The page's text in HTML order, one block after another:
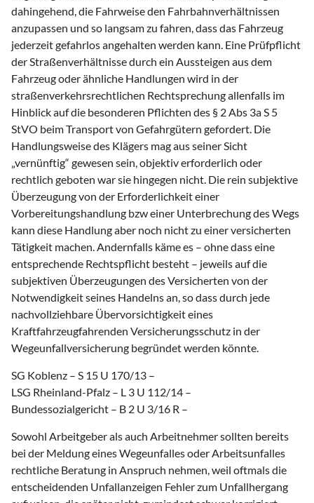
dahingehend, die Fahrweise den Fahrbahnverhältnissen
anzupassen und so langsam zu fahren, dass das Fahrzeug
jederzeit gefahrlos angehalten werden kann. Eine Prüfpflicht
der Straßenverhältnisse durch ein Aussteigen aus dem
Fahrzeug oder ähnliche Handlungen wird in der
straßenverkehrsrechtlichen Rechtsprechung allenfalls im
Hinblick auf die besonderen Pflichten des § 2 Abs 3a S 5
StVO beim Transport von Gefahrgütern gefordert. Die
Handlungsweise des Klägers mag aus seiner Sicht
„vernünftig“ gewesen sein, objektiv erforderlich oder
rechtlich geboten war sie hingegen nicht. Die rein subjektive
Überzeugung von der Erforderlichkeit einer
Vorbereitungshandlung bzw einer Unterbrechung des Wegs
kann diese Handlung aber noch nicht zu einer versicherten
Tätigkeit machen. Andernfalls käme es – ohne dass eine
entsprechende Rechtspflicht besteht – jeweils auf die
subjektiven Überzeugungen des Versicherten von der
Notwendigkeit seines Handelns an, so dass durch jede
nachvollziehbare Übervorsichtigkeit eines
Kraftfahrzeugfahrenden Versicherungsschutz in der
Wegeunfallversicherung begründet werden könnte.
SG Koblenz – S 15 U 170/13 –
LSG Rheinland-Pfalz – L 3 U 112/14 –
Bundessozialgericht – B 2 U 3/16 R –
Sowohl Arbeitgeber als auch Arbeitnehmer sollten bereits
bei der Meldung eines Wegeunfalles oder Arbeitsunfalles
rechtliche Beratung in Anspruch nehmen, weil oftmals die
entscheidenden Unfallanzeigen Fehler zum Unfallhergang